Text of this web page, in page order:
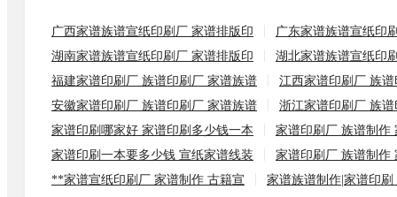
广西家谱族谱宣纸印刷厂 家谱排版印
广东家谱族谱宣纸印
湖南家谱族谱宣纸印刷厂 家谱排版印
湖北家谱族谱宣纸印
福建家谱印刷厂 族谱印刷厂 家谱族谱
江西家谱印刷厂 族
安徽家谱印刷厂 族谱印刷厂 家谱族谱
浙江家谱印刷厂 族
家谱印刷哪家好 家谱印刷多少钱一本
家谱印刷厂 族谱制作
家谱印刷一本要多少钱 宣纸家谱线装
家谱印刷厂 族谱制作
**家谱宣纸印刷厂 家谱制作 古籍宣
家谱族谱制作|家谱印刷